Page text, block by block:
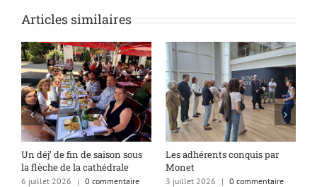
Articles similaires
Un déj’ de fin de saison sous
la flèche de la cathédrale
6 juillet 2026 | 0 commentaire
Les adhérents conquis par
Monet
3 juillet 2026 | 0 commentaire